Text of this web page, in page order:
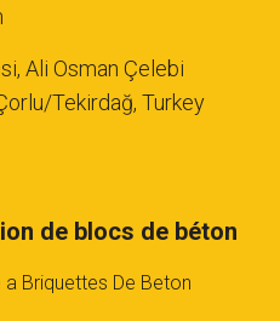
Ali Osman Çelebi
Tekirdağ, Turkey
de blocs de béton
Briquettes De Beton